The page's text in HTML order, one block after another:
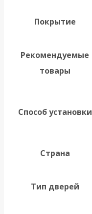
Покрытие
Рекомендуемые
товары
Способ установки
Страна
Тип дверей